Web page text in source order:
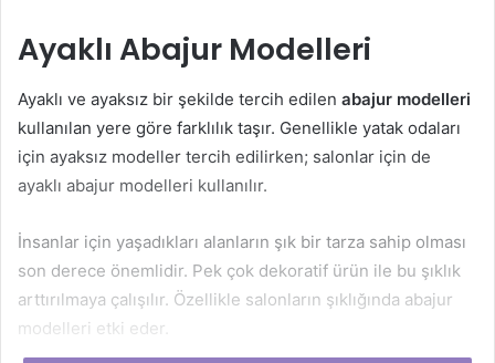
Ayaklı Abajur Modelleri
Ayaklı ve ayaksız bir şekilde tercih edilen abajur modelleri
kullanılan yere göre farklılık taşır. Genellikle yatak odaları
için ayaksız modeller tercih edilirken; salonlar için de
ayaklı abajur modelleri kullanılır.
İnsanlar için yaşadıkları alanların şık bir tarza sahip olması
son derece önemlidir. Pek çok dekoratif ürün ile bu şıklık
arttırılmaya çalışılır. Özellikle salonların şıklığında abajur
modelleri etki eder.